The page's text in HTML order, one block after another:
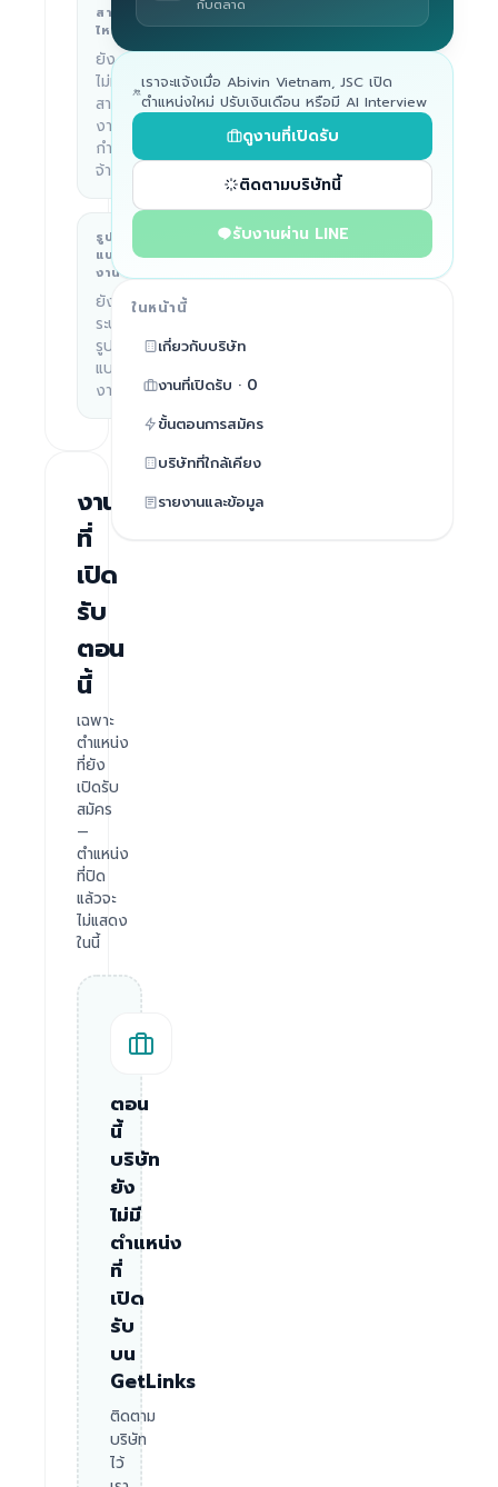
สาย
ไหน
ยัง
ไม่มี
สาย
งานที่
กำลัง
จ้าง
Hanoi,
Vietnam
รูป
แบบ
งาน
ยังไม่
ระบุ
รูป
แบบ
งาน
บริษัททำอะไร
งาน
ที่
เปิด
รับ
ตอน
นี้
เฉพาะ
ตำแหน่ง
ที่ยัง
เปิดรับ
สมัคร
—
ตำแหน่ง
ที่ปิด
แล้วจะ
ไม่แสดง
ในนี้
ตอน
นี้
บริษัท
ยัง
ไม่มี
ตำแหน่ง
ที่
เปิด
รับ
บน
GetLinks
ติดตาม
บริษัท
ไว้
เราจะแจ้งเมื่อ Abivin Vietnam, JSC เปิด
ตำแหน่งใหม่ ปรับเงินเดือน หรือมี AI Interview
ดูงานที่เปิดรับ
ติดตามบริษัทนี้
รับงานผ่าน LINE
ในหน้านี้
เกี่ยวกับบริษัท
งานที่เปิดรับ · 0
ขั้นตอนการสมัคร
บริษัทที่ใกล้เคียง
รายงานและข้อมูล